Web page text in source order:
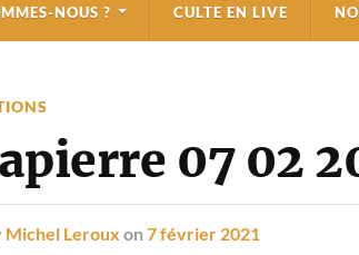
NOUS ? CULTE EN LIVE
07 02
Michel Leroux on 7 février 2021